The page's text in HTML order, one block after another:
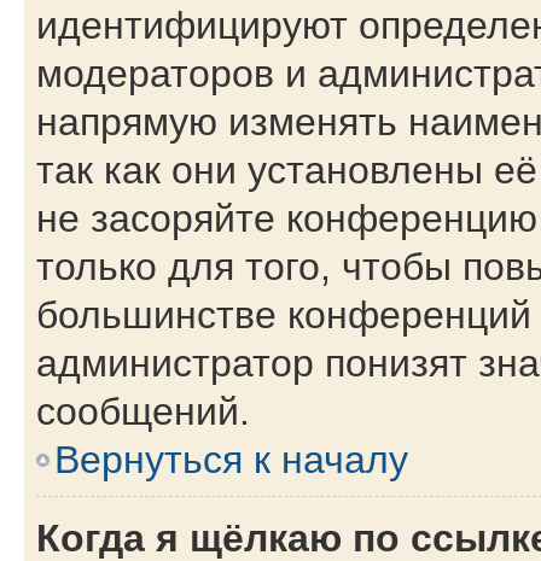
идентифицируют
модераторов и
напрямую изменять
так как они установлены
не засоряйте
только для того, чтобы
большинстве
администратор понизят
сообщений.
Вернуться к началу
Когда я щёлкаю по